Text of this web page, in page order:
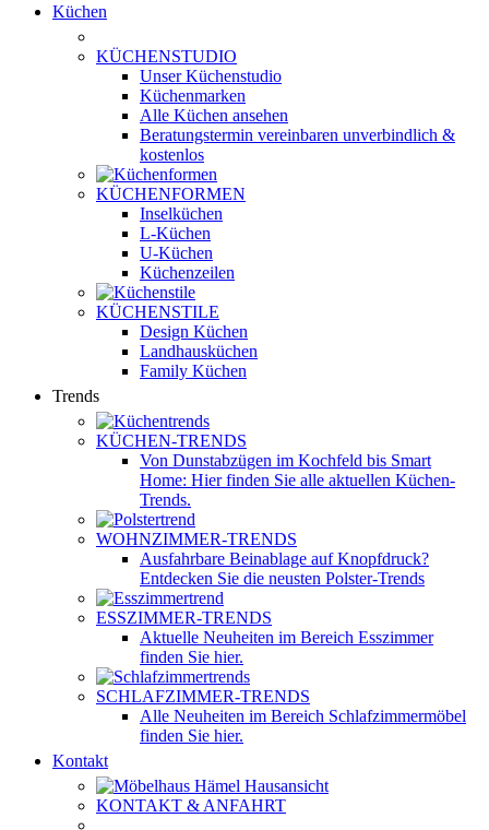
Küchen
KÜCHENSTUDIO
Unser Küchenstudio
Küchenmarken
Alle Küchen ansehen
Beratungstermin vereinbaren unverbindlich &
kostenlos
KÜCHENFORMEN
Inselküchen
L-Küchen
U-Küchen
Küchenzeilen
KÜCHENSTILE
Design Küchen
Landhausküchen
Family Küchen
Trends
KÜCHEN-TRENDS
Von Dunstabzügen im Kochfeld bis Smart
Home: Hier finden Sie alle aktuellen Küchen-
Trends.
WOHNZIMMER-TRENDS
Ausfahrbare Beinablage auf Knopfdruck?
Entdecken Sie die neusten Polster-Trends
ESSZIMMER-TRENDS
Aktuelle Neuheiten im Bereich Esszimmer
finden Sie hier.
SCHLAFZIMMER-TRENDS
Alle Neuheiten im Bereich Schlafzimmermöbel
finden Sie hier.
Kontakt
KONTAKT & ANFAHRT